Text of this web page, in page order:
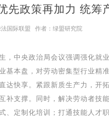
先政策再加力 统筹
国际联盟 作者：绿盟研究院
，中央政治局会议强调强化就
基本盘，对劳动密集型行业精
达快享。紧跟新质生产力，开
补支撑。同时，解决劳动者技
、定制化培训；打通技能人才